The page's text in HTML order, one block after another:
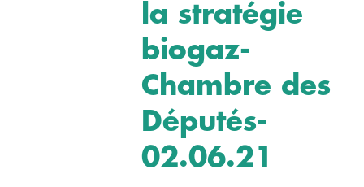
la stratégie
biogaz-
Chambre des
Députés-
02.06.21